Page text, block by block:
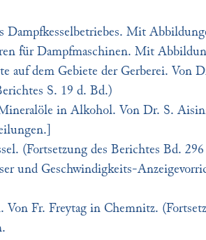
Dampfkesselbetriebes. Mit
für Dampfmaschinen. Mit
auf dem Gebiete der Gerberei. Von
S. 19 d. Bd.)
in Alkohol. Von Dr. S.
(Fortsetzung des Berichtes Bd.
und Geschwindigkeits-
Von Fr. Freytag in Chemnitz.